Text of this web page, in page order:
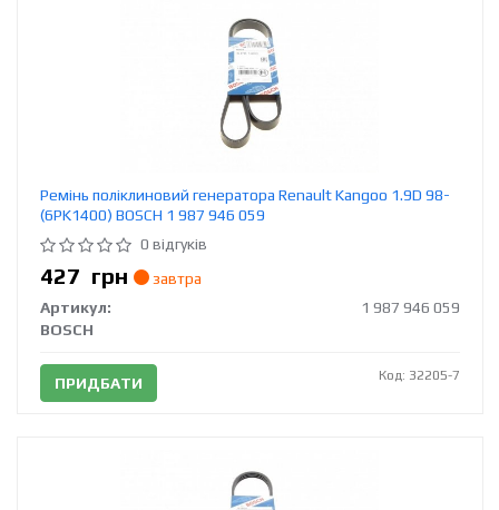
Ремінь поліклиновий генератора Renault Kangoo 1.9D 98-
(6PK1400) BOSCH 1 987 946 059
0 відгуків
427 грн
завтра
Артикул:
1 987 946 059
BOSCH
ПРИДБАТИ Код: 32205-7